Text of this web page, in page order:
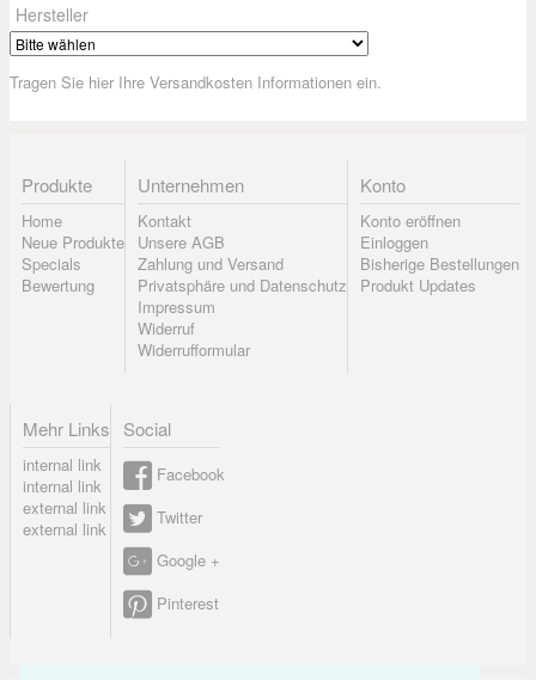
Hersteller
Tragen Sie hier Ihre Versandkosten Informationen ein.
Produkte
Home
Neue Produkte
Specials
Bewertung
Unternehmen
Kontakt
Unsere AGB
Zahlung und Versand
Privatsphäre und Datenschutz
Impressum
Widerruf
Widerrufformular
Konto
Konto eröffnen
Einloggen
Bisherige Bestellungen
Produkt Updates
Mehr Links
internal link
internal link
external link
external link
Social
Facebook
Twitter
Google +
Pinterest